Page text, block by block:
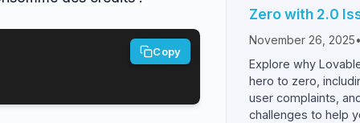
Copy
Zero with 2.0
November 26, 2025
Explore why
hero to zero,
user complaints,
challenges to help